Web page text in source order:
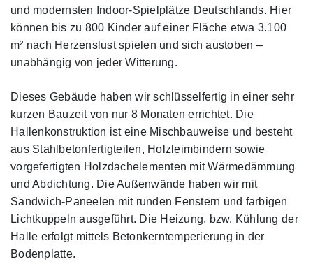
und modernsten Indoor-Spielplätze Deutschlands. Hier
können bis zu 800 Kinder auf einer Fläche etwa 3.100
m² nach Herzenslust spielen und sich austoben –
unabhängig von jeder Witterung.
Dieses Gebäude haben wir schlüsselfertig in einer sehr
kurzen Bauzeit von nur 8 Monaten errichtet. Die
Hallenkonstruktion ist eine Mischbauweise und besteht
aus Stahlbetonfertigteilen, Holzleimbindern sowie
vorgefertigten Holzdachelementen mit Wärmedämmung
und Abdichtung. Die Außenwände haben wir mit
Sandwich-Paneelen mit runden Fenstern und farbigen
Lichtkuppeln ausgeführt. Die Heizung, bzw. Kühlung der
Halle erfolgt mittels Betonkerntemperierung in der
Bodenplatte.